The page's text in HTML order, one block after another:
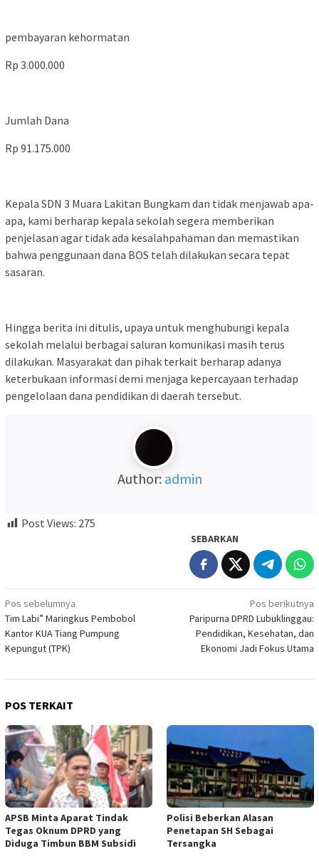
pembayaran kehormatan
Rp 3.000.000
Jumlah Dana
Rp 91.175.000
Kepala SDN 3 Muara Lakitan Bungkam dan tidak menjawab apa-
apa, kami berharap kepala sekolah segera memberikan
penjelasan agar tidak ada kesalahpahaman dan memastikan
bahwa penggunaan dana BOS telah dilakukan secara tepat
sasaran.
Hingga berita ini ditulis, upaya untuk menghubungi kepala
sekolah melalui berbagai saluran komunikasi masih terus
dilakukan. Masyarakat dan pihak terkait berharap adanya
keterbukaan informasi demi menjaga kepercayaan terhadap
pengelolaan dana pendidikan di daerah tersebut.
Author: admin
Post Views: 275
SEBARKAN
Navigasi
pos
Pos sebelumnya
Tim Labi” Maringkus Pembobol
Kantor KUA Tiang Pumpung
Kepungut (TPK)
Pos berikutnya
Paripurna DPRD Lubuklinggau:
Pendidikan, Kesehatan, dan
Ekonomi Jadi Fokus Utama
POS TERKAIT
APSB Minta Aparat Tindak
Tegas Oknum DPRD yang
Diduga Timbun BBM Subsidi
Polisi Beberkan Alasan
Penetapan SH Sebagai
Tersangka